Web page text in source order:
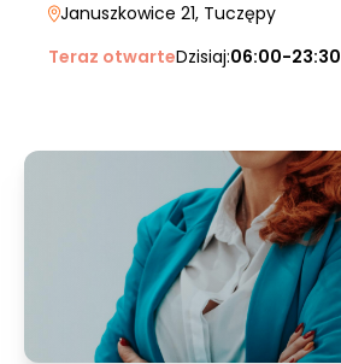
Januszkowice 21, Tuczępy
Teraz otwarteDzisiaj:06:00-23:30